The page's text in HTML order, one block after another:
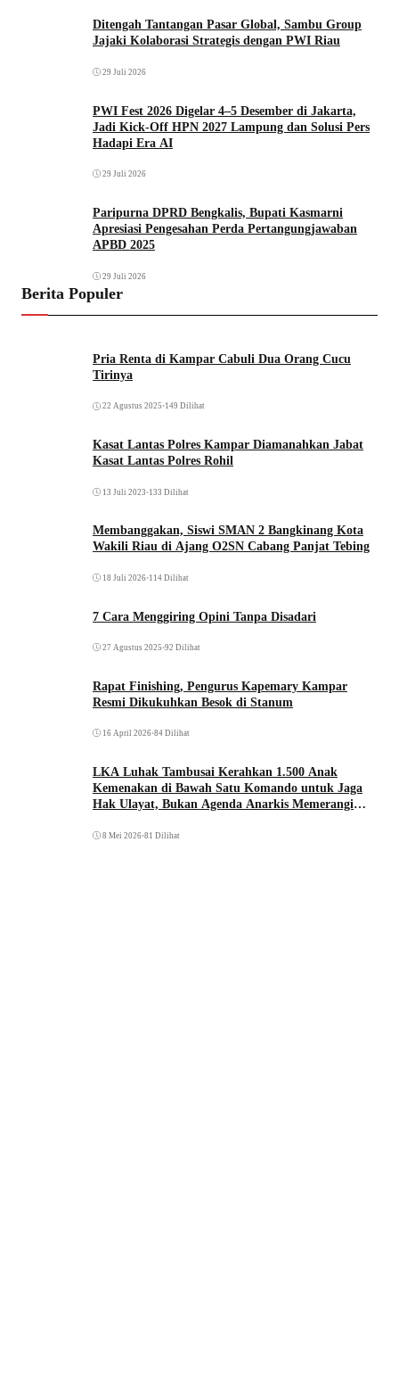
Ditengah Tantangan Pasar Global, Sambu Group
Jajaki Kolaborasi Strategis dengan PWI Riau
29 Juli 2026
PWI Fest 2026 Digelar 4–5 Desember di Jakarta,
Jadi Kick-Off HPN 2027 Lampung dan Solusi Pers
Hadapi Era AI
29 Juli 2026
Paripurna DPRD Bengkalis, Bupati Kasmarni
Apresiasi Pengesahan Perda Pertangungjawaban
APBD 2025
29 Juli 2026
Berita Populer
Pria Renta di Kampar Cabuli Dua Orang Cucu
Tirinya
22 Agustus 2025 •149 Dilihat
Kasat Lantas Polres Kampar Diamanahkan Jabat
Kasat Lantas Polres Rohil
13 Juli 2023 •133 Dilihat
Membanggakan, Siswi SMAN 2 Bangkinang Kota
Wakili Riau di Ajang O2SN Cabang Panjat Tebing
18 Juli 2026•114 Dilihat
7 Cara Menggiring Opini Tanpa Disadari
27 Agustus 2025 •92 Dilihat
Rapat Finishing, Pengurus Kapemary Kampar
Resmi Dikukuhkan Besok di Stanum
16 April 2026•84 Dilihat
LKA Luhak Tambusai Kerahkan 1.500 Anak
Kemenakan di Bawah Satu Komando untuk Jaga
Hak Ulayat, Bukan Agenda Anarkis Memerangi
8 Mei 2026•81 Dilihat